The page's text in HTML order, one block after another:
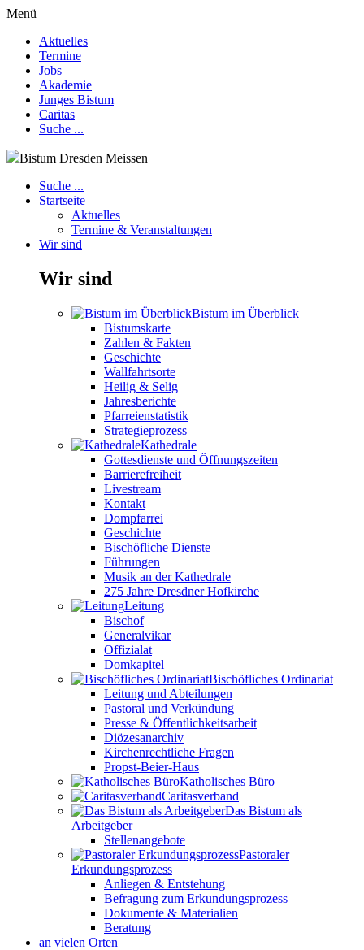
Menü
Aktuelles
Termine
Jobs
Akademie
Junges Bistum
Caritas
Suche ...
Bistum Dresden Meissen
Suche ...
Startseite
Aktuelles
Termine & Veranstaltungen
Wir sind
Wir sind
Bistum im Überblick
Bistumskarte
Zahlen & Fakten
Geschichte
Wallfahrtsorte
Heilig & Selig
Jahresberichte
Pfarreienstatistik
Strategieprozess
Kathedrale
Gottesdienste und Öffnungszeiten
Barrierefreiheit
Livestream
Kontakt
Dompfarrei
Geschichte
Bischöfliche Dienste
Führungen
Musik an der Kathedrale
275 Jahre Dresdner Hofkirche
Leitung
Bischof
Generalvikar
Offizialat
Domkapitel
Bischöfliches Ordinariat
Leitung und Abteilungen
Pastoral und Verkündung
Presse & Öffentlichkeitsarbeit
Diözesanarchiv
Kirchenrechtliche Fragen
Propst-Beier-Haus
Katholisches Büro
Caritasverband
Das Bistum als
Arbeitgeber
Stellenangebote
Pastoraler
Erkundungsprozess
Anliegen & Entstehung
Befragung zum Erkundungsprozess
Dokumente & Materialien
Beratung
an vielen Orten